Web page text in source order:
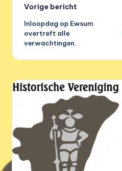
Bericht
navigatie
Vorige bericht
Inloopdag op Ewsum
overtreft alle
verwachtingen.